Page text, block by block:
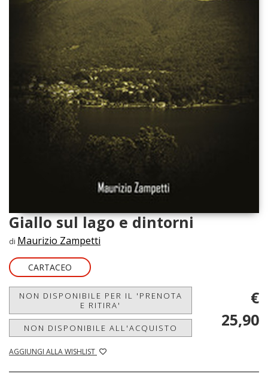
Giallo sul lago e dintorni
di Maurizio Zampetti
CARTACEO
NON DISPONIBILE PER IL 'PRENOTA
E RITIRA'
NON DISPONIBILE ALL'ACQUISTO
AGGIUNGI ALLA WISHLIST
€
25,90